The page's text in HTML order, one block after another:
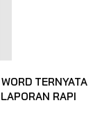
TERNYATA
RAPI